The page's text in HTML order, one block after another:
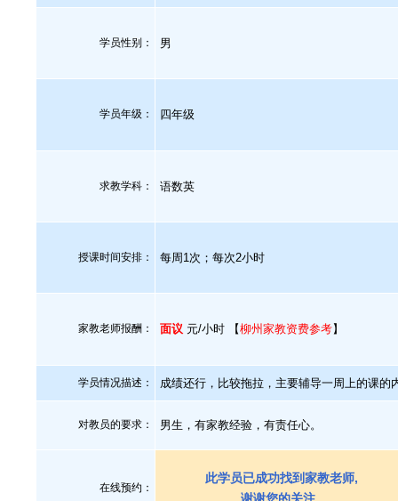
学员性别： 男
学员年级： 四年级
求教学科： 语数英
授课时间安排： 每周1次；每次2小时
家教老师报酬： 面议 元/小时 【柳州家教资费参考】
学员情况描述： 成绩还行，比较拖拉，主要辅导一周上的课的
对教员的要求： 男生，有家教经验，有责任心。
在线预约：
此学员已成功找到家教老师,